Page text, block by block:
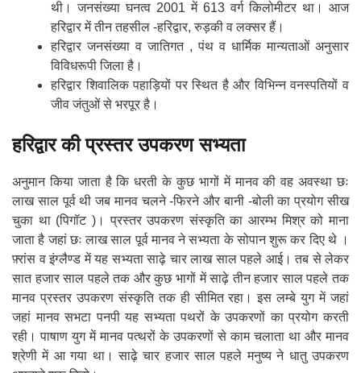
थी। जनसंख्या घनत्व 2001 में 613 वर्ग किलोमीटर था। आज
हरिद्वार में तीन तहसील -हरिद्वार, रुड़की व लक्सर हैं।
हरिद्वार जनसंख्या व जातिगत , पंथ व धार्मिक मान्यताओं अनुसार
विविधरूपी जिला है।
हरिद्वार शिवालिक पहाड़ियों पर स्थित है और विभिन्न वनस्पतियों व
जीव जंतुओं से भरपूर है।
हरिद्वार की प्रस्तर उपकरण सभ्यता
अनुमान किया जाता है कि धरती के कुछ भागों में मानव की वह अवस्था छः
लाख साल पूर्व थी जब मानव चलने -फिरने और बानी -बोली का प्रयोग सीख
चुका था (पिगॉट )। प्रस्तर उपकरण संस्कृति का आरम्भ मिश्र को माना
जाता है जहां छः लाख साल पूर्व मानव ने सभ्यता के सोपान शुरू कर दिए थे ।
फ़्रांस व इंग्लैण्ड में यह सभ्यता साढ़े चार लाख साल पहले आई। तब से लेकर
सात हजार साल पहले तक और कुछ भागों में साढ़े तीन हजार साल पहले तक
मानव प्रस्तर उपकरण संस्कृति तक ही सीमित रहा। इस लम्बे युग में जहां
जहां मानव सभटा पनपी यह सभ्यता पथरों के उपकरणों का प्रयोग करती
रही। पाषाण युग में मानव पत्थरों के उपकरणों से काम चलाता था और मानव
श्रेणी में आ गया था। साढ़े चार हजार साल पहले मनुष्य ने धातु उपकरण